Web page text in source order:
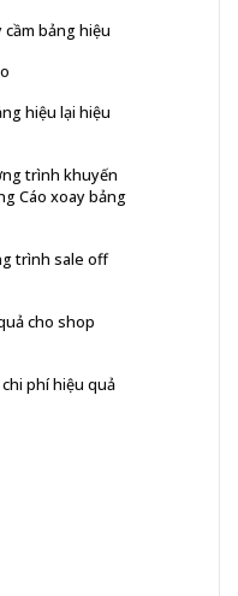
bảng hiệu
hiệu lại hiệu
trình khuyến
Cáo xoay bảng
trình sale off
cho shop
phí hiệu quả